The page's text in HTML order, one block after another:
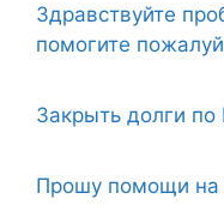
Здравствуйте
помогите
Закрыть долги
Прошу помощи на